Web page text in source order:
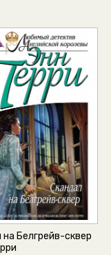
на Белгрейв-сквер